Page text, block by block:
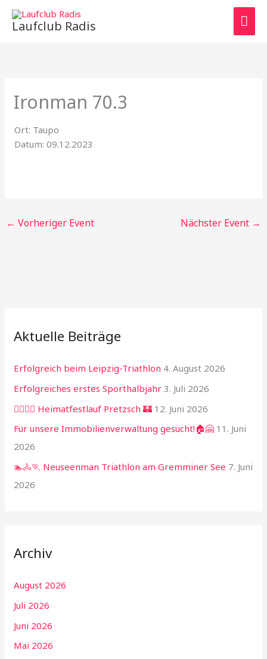
Zum
InhaltLaufclub Radis
Ironman 70.3
Ort: Taupo
Datum: 09.12.2023
← Vorheriger Event Nächster Event →
Aktuelle Beiträge
Erfolgreich beim Leipzig-Triathlon 4. August 2026
Erfolgreiches erstes Sporthalbjahr 3. Juli 2026
🏃‍♂️🏃‍♀️ Heimatfestlauf Pretzsch 🏰 12. Juni 2026
Für unsere Immobilienverwaltung gesucht!🏠🤗 11. Juni
2026
🏊🚴🏃 Neuseenman Triathlon am Gremminer See 7. Juni
2026
Archiv
August 2026
Juli 2026
Juni 2026
Mai 2026